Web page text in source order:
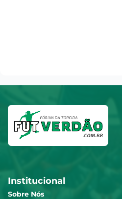
Institucional
Sobre Nós